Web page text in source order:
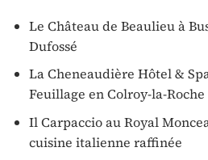
Le Château de Beaulieu à
Dufossé
La Cheneaudière Hôtel &
Feuillage en Colroy-la-Roche
Il Carpaccio au Royal
cuisine italienne raffinée